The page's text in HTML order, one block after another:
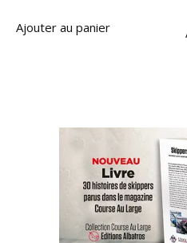
Ajouter au panier